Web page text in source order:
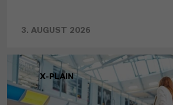
3. AUGUST 2026
X-PLAIN